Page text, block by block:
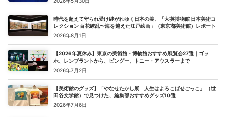
時代を超えて守られ受け継がれゆく日本の美。「大英博物館 日本美術コ
レクション 百花繚乱〜海を越えた江戸絵画」（東京都美術館）レポート
2026年8月1日
【2026年夏休み】東京の美術館・博物館おすすめ展覧会27選｜ゴッ
ホ、レンブラントから、ピングー、トニー・アウスラーまで
2026年7月2日
【美術館のグッズ】「やなせたかし展 人生はよろこばせごっこ」 （世
田谷文学館）で見つけた、編集部おすすめグッズ10選
2026年7月6日